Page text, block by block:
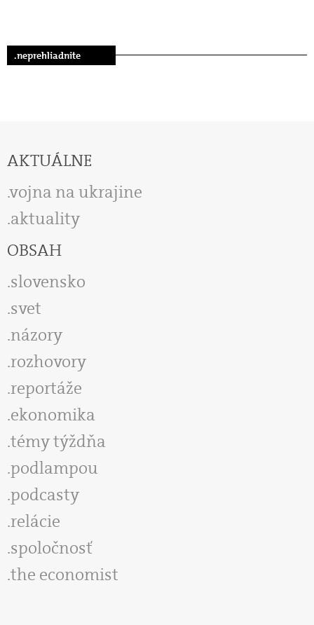
.neprehliadnite
AKTUÁLNE
vojna na ukrajine
aktuality
OBSAH
slovensko
svet
názory
rozhovory
reportáže
ekonomika
témy týždňa
podlampou
podcasty
relácie
spoločnosť
the economist